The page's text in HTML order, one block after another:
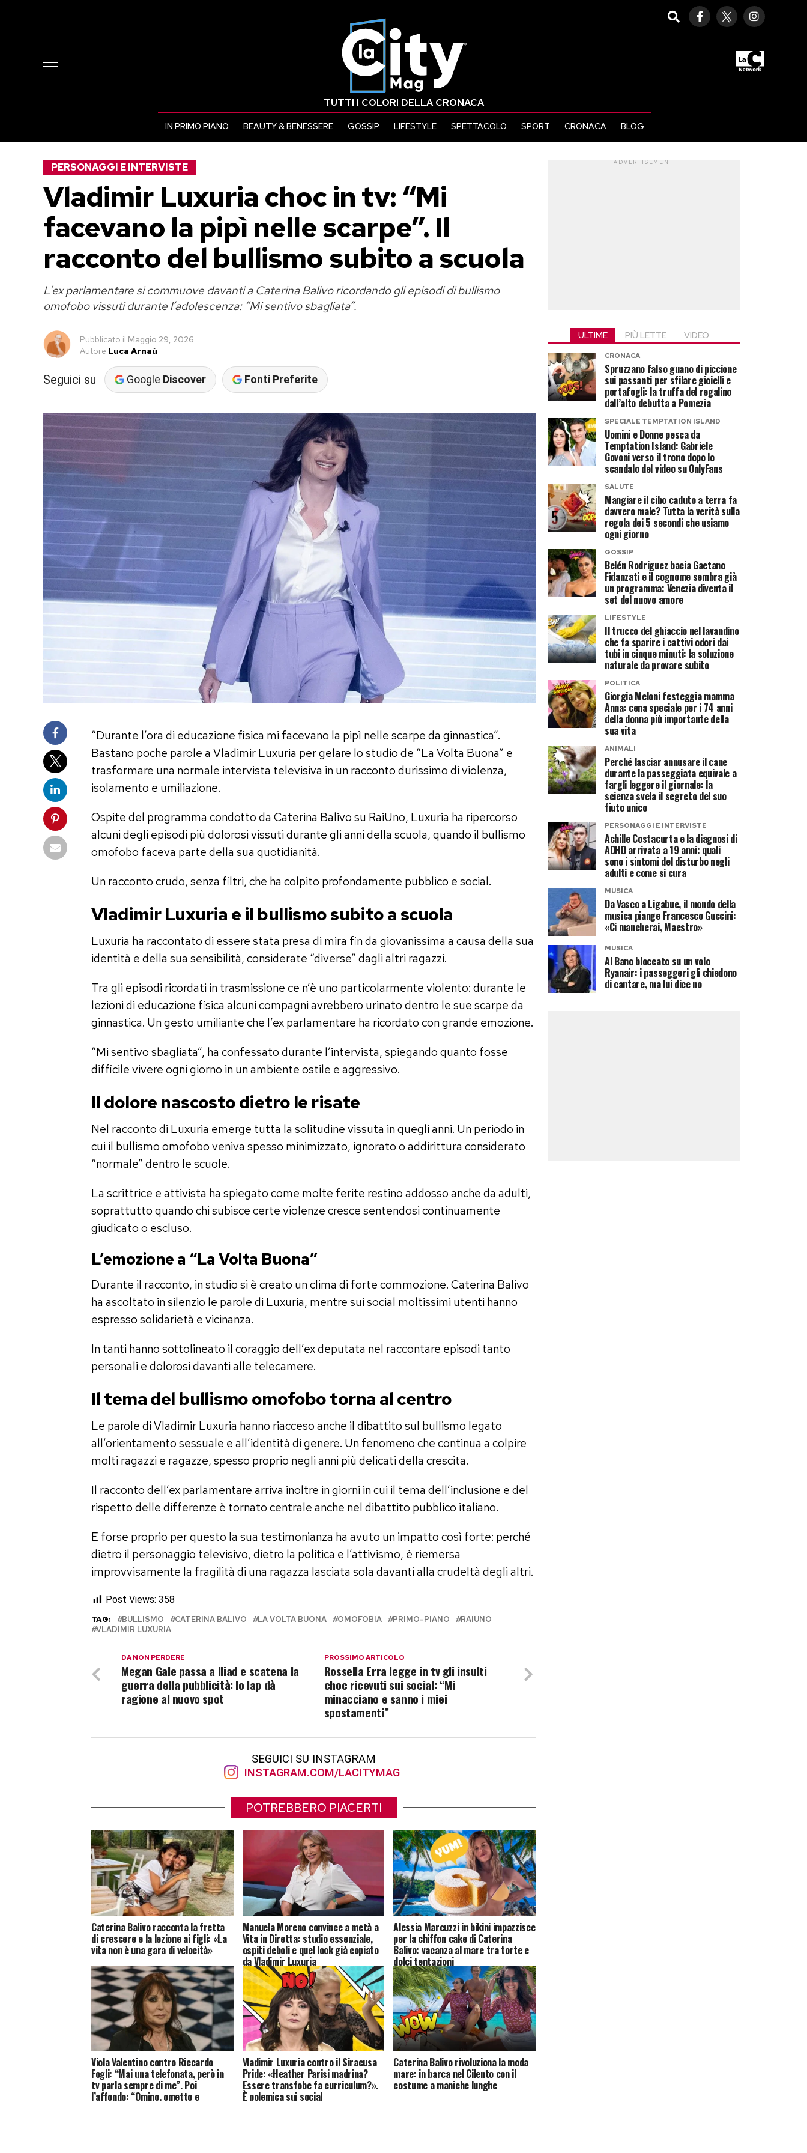
TUTTI I COLORI DELLA CRONACA
IN PRIMO PIANO BEAUTY & BENESSERE GOSSIP LIFESTYLE SPETTACOLO SPORT CRONACA BLOG
PERSONAGGI E INTERVISTE
Vladimir Luxuria choc in tv: “Mi
facevano la pipì nelle scarpe”. Il
racconto del bullismo subito a scuola
L’ex parlamentare si commuove davanti a Caterina Balivo ricordando gli episodi di bullismo
omofobo vissuti durante l’adolescenza: “Mi sentivo sbagliata”.
Pubblicato il Maggio 29, 2026
Autore Luca Arnaù
Seguici su Google Discover Fonti Preferite
“Durante l’ora di educazione fisica mi facevano la pipì nelle scarpe da ginnastica”.
Bastano poche parole a Vladimir Luxuria per gelare lo studio de “La Volta Buona” e
trasformare una normale intervista televisiva in un racconto durissimo di violenza,
isolamento e umiliazione.
Ospite del programma condotto da Caterina Balivo su RaiUno, Luxuria ha ripercorso
alcuni degli episodi più dolorosi vissuti durante gli anni della scuola, quando il bullismo
omofobo faceva parte della sua quotidianità.
Un racconto crudo, senza filtri, che ha colpito profondamente pubblico e social.
Vladimir Luxuria e il bullismo subito a scuola
Luxuria ha raccontato di essere stata presa di mira fin da giovanissima a causa della sua
identità e della sua sensibilità, considerate “diverse” dagli altri ragazzi.
Tra gli episodi ricordati in trasmissione ce n’è uno particolarmente violento: durante le
lezioni di educazione fisica alcuni compagni avrebbero urinato dentro le sue scarpe da
ginnastica. Un gesto umiliante che l’ex parlamentare ha ricordato con grande emozione.
“Mi sentivo sbagliata”, ha confessato durante l’intervista, spiegando quanto fosse
difficile vivere ogni giorno in un ambiente ostile e aggressivo.
Il dolore nascosto dietro le risate
Nel racconto di Luxuria emerge tutta la solitudine vissuta in quegli anni. Un periodo in
cui il bullismo omofobo veniva spesso minimizzato, ignorato o addirittura considerato
“normale” dentro le scuole.
La scrittrice e attivista ha spiegato come molte ferite restino addosso anche da adulti,
soprattutto quando chi subisce certe violenze cresce sentendosi continuamente
giudicato o escluso.
L’emozione a “La Volta Buona”
Durante il racconto, in studio si è creato un clima di forte commozione. Caterina Balivo
ha ascoltato in silenzio le parole di Luxuria, mentre sui social moltissimi utenti hanno
espresso solidarietà e vicinanza.
In tanti hanno sottolineato il coraggio dell’ex deputata nel raccontare episodi tanto
personali e dolorosi davanti alle telecamere.
Il tema del bullismo omofobo torna al centro
Le parole di Vladimir Luxuria hanno riacceso anche il dibattito sul bullismo legato
all’orientamento sessuale e all’identità di genere. Un fenomeno che continua a colpire
molti ragazzi e ragazze, spesso proprio negli anni più delicati della crescita.
Il racconto dell’ex parlamentare arriva inoltre in giorni in cui il tema dell’inclusione e del
rispetto delle differenze è tornato centrale anche nel dibattito pubblico italiano.
E forse proprio per questo la sua testimonianza ha avuto un impatto così forte: perché
dietro il personaggio televisivo, dietro la politica e l’attivismo, è riemersa
improvvisamente la fragilità di una ragazza lasciata sola davanti alla crudeltà degli altri.
Post Views: 358
TAG: BULLISMO CATERINA BALIVO LA VOLTA BUONA OMOFOBIA PRIMO-PIANO
RAIUNO
VLADIMIR LUXURIA
PROSSIMO ARTICOLO
Rossella Erra legge in tv gli insulti
choc ricevuti sui social: “Mi
minacciano e sanno i miei
spostamenti”
DA NON PERDERE
Megan Gale passa a Iliad e scatena la
guerra della pubblicità: lo Iap dà
ragione al nuovo spot
SEGUICI SU INSTAGRAM
INSTAGRAM.COM/LACITYMAG
POTREBBERO PIACERTI
Caterina Balivo racconta la fretta
di crescere e la lezione ai figli: «La
vita non è una gara di velocità»
Manuela Moreno convince a metà a
Vita in Diretta: studio essenziale,
ospiti deboli e quel look già copiato
da Vladimir Luxuria
Alessia Marcuzzi in bikini impazzisce
per la chiffon cake di Caterina
Balivo: vacanza al mare tra torte e
dolci tentazioni
Viola Valentino contro Riccardo
Fogli: “Mai una telefonata, però in
tv parla sempre di me”. Poi
l’affondo: “Omino, ometto e
Vladimir Luxuria contro il Siracusa
Pride: «Heather Parisi madrina?
Essere transfobe fa curriculum?».
È polemica sui social
Caterina Balivo rivoluziona la moda
mare: in barca nel Cilento con il
costume a maniche lunghe
ADVERTISEMENT
ULTIME PIÙ LETTE VIDEO
CRONACA
Spruzzano falso guano di piccione
sui passanti per sfilare gioielli e
portafogli: la truffa del regalino
dall’alto debutta a Pomezia
SPECIALE TEMPTATION ISLAND
Uomini e Donne pesca da
Temptation Island: Gabriele
Govoni verso il trono dopo lo
scandalo del video su OnlyFans
SALUTE
Mangiare il cibo caduto a terra fa
davvero male? Tutta la verità sulla
regola dei 5 secondi che usiamo
ogni giorno
GOSSIP
Belén Rodriguez bacia Gaetano
Fidanzati e il cognome sembra già
un programma: Venezia diventa il
set del nuovo amore
LIFESTYLE
Il trucco del ghiaccio nel lavandino
che fa sparire i cattivi odori dai
tubi in cinque minuti: la soluzione
naturale da provare subito
POLITICA
Giorgia Meloni festeggia mamma
Anna: cena speciale per i 74 anni
della donna più importante della
sua vita
ANIMALI
Perché lasciar annusare il cane
durante la passeggiata equivale a
fargli leggere il giornale: la
scienza svela il segreto del suo
fiuto unico
PERSONAGGI E INTERVISTE
Achille Costacurta e la diagnosi di
ADHD arrivata a 19 anni: quali
sono i sintomi del disturbo negli
adulti e come si cura
MUSICA
Da Vasco a Ligabue, il mondo della
musica piange Francesco Guccini:
«Ci mancherai, Maestro»
MUSICA
Al Bano bloccato su un volo
Ryanair: i passeggeri gli chiedono
di cantare, ma lui dice no